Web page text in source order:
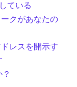
ている
クがあなたの
レスを開示す